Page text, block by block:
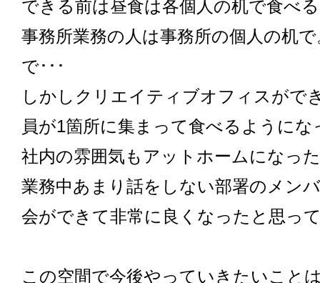
できる前は昼食は各個人の机で食べ
事務所業務の人は事務所の個人の机
で･･･
しかしクリエイティブオフィスがで
員が1箇所に集まって食べるようにな
社内の雰囲気もアットホームになっ
業務中あまり話をしない部署のメン
会ができて非常に良くなったと思っ
この空間で今後やっていきたいこと